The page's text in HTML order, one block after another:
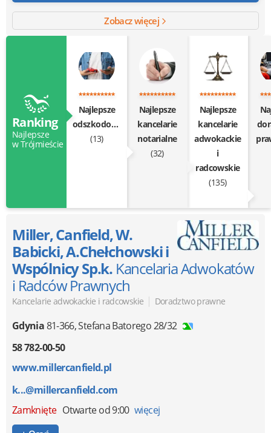
Zobacz więcej
Ranking
Najlepsze
w Trójmieście
Najlepsze
odszkodowania
(13)
Najlepsze
kancelarie
notarialne
(32)
Najlepsze
kancelarie
adwokackie
i
radcowskie
(135)
Miller, Canfield, W.
Babicki, A.Chełchowski i
Wspólnicy Sp.k. Kancelaria Adwokatów
i Radców Prawnych
Kancelarie adwokackie i radcowskie | Doradztwo prawne
Gdynia81-366,Stefana Batorego 28/32
58 782-00-50
www.millercanfield.pl
k...@millercanfield.com
Zamknięte Otwarte od 9:00 więcej